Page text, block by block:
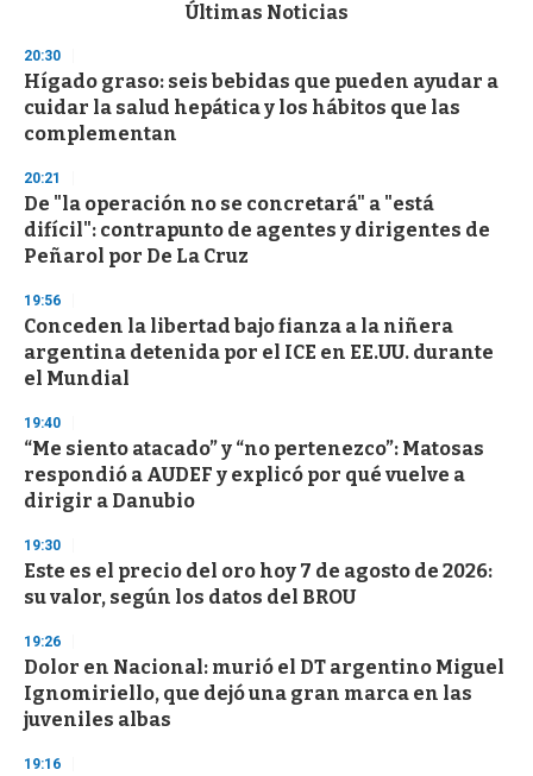
d
s
o
f
3
s
e
c
o
n
Últimas Noticias
20:30
Hígado graso: seis bebidas que pueden ayudar a
cuidar la salud hepática y los hábitos que las
complementan
20:21
De "la operación no se concretará" a "está
difícil": contrapunto de agentes y dirigentes de
Peñarol por De La Cruz
19:56
Conceden la libertad bajo fianza a la niñera
argentina detenida por el ICE en EE.UU. durante
el Mundial
19:40
“Me siento atacado” y “no pertenezco”: Matosas
respondió a AUDEF y explicó por qué vuelve a
dirigir a Danubio
19:30
Este es el precio del oro hoy 7 de agosto de 2026:
su valor, según los datos del BROU
19:26
Dolor en Nacional: murió el DT argentino Miguel
Ignomiriello, que dejó una gran marca en las
juveniles albas
19:16